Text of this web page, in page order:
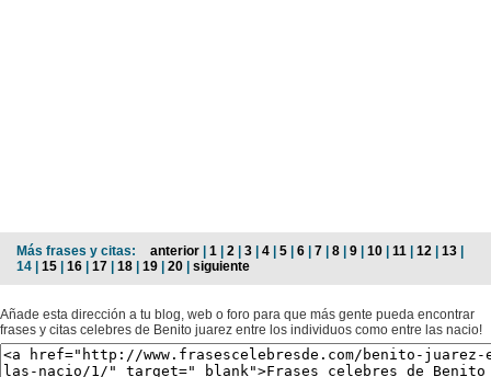
Más frases y citas: anterior | 1 | 2 | 3 | 4 | 5 | 6 | 7 | 8 | 9 | 10 | 11 | 12 | 13 |
14 | 15 | 16 | 17 | 18 | 19 | 20 | siguiente
Añade esta dirección a tu blog, web o foro para que más gente pueda encontrar
frases y citas celebres de Benito juarez entre los individuos como entre las nacio!